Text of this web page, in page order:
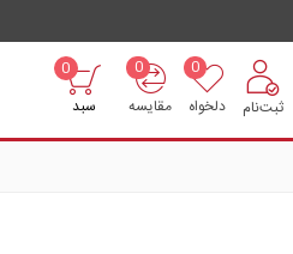
ثبت‌نام دلخواه
0
مقایسه
0
0
سبد